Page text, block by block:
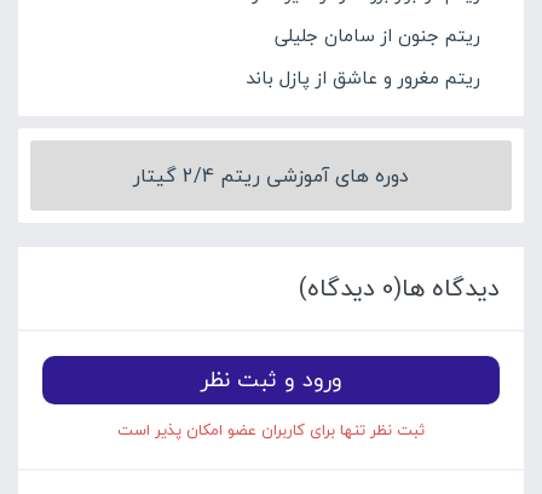
ریتم جنون از سامان جلیلی
ریتم مغرور و عاشق از پازل باند
دوره های آموزشی ریتم 2/4 گیتار
دیدگاه ها(0 دیدگاه)
ورود و ثبت نظر
ثبت نظر تنها برای کاربران عضو امکان پذیر است